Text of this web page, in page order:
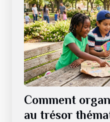
Comment
au trésor